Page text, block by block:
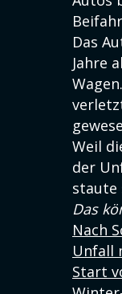
Das
Jahre
Weil
der
staute
Das
Nach
Unfall
Start